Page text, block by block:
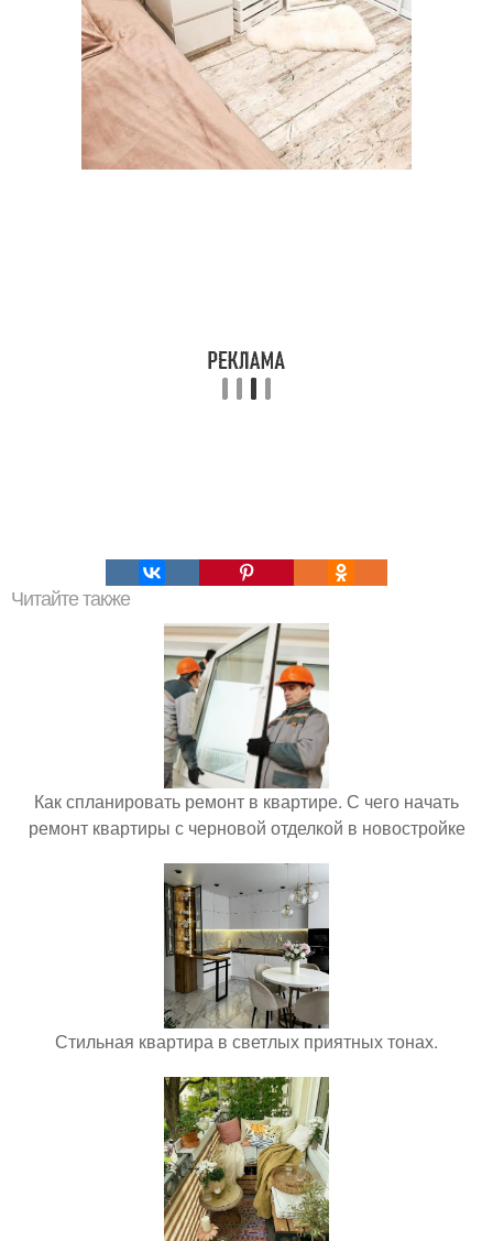
Читайте также
Как спланировать ремонт в квартире. С чего начать
ремонт квартиры с черновой отделкой в новостройке
Стильная квартира в светлых приятных тонах.